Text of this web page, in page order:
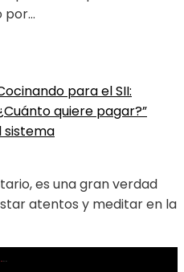
por…
para el SII:
quiere pagar?”
sistema
es una gran verdad
atentos y meditar en la